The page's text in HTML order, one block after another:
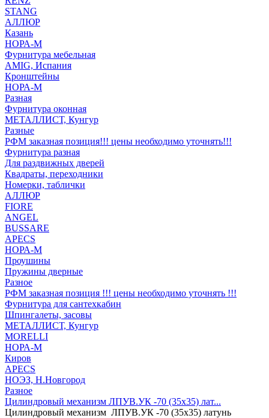
STANG
АЛЛЮР
Казань
НОРА-М
Фурнитура мебельная
AMIG, Испания
Кронштейны
НОРА-М
Разная
Фурнитура оконная
МЕТАЛЛИСТ, Кунгур
Разные
РФМ заказная позиция!!! цены необходимо уточнять!!!
Фурнитура разная
Для раздвижных дверей
Квадраты, переходники
Номерки, таблички
АЛЛЮР
FIORE
ANGEL
BUSSARE
APECS
НОРА-М
Проушины
Пружины дверные
Разное
РФМ заказная позиция !!! цены необходимо уточнять !!!
Фурнитура для сантехкабин
Шпингалеты, засовы
МЕТАЛЛИСТ, Кунгур
MORELLI
НОРА-М
Киров
APECS
НОЭЗ, Н.Новгород
Разное
Цилиндровый механизм ЛПУВ.УК -70 (35х35) лат...
Цилиндровый механизм ЛПУВ.УК -70 (35х35) латунь